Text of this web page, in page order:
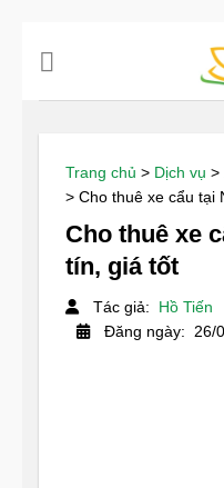
Trang chủ > Dịch vụ >
> Cho thuê xe cẩu tại
Cho thuê xe
tín, giá tốt
Tác giả: Hồ Tiến
Đăng ngày: 26/